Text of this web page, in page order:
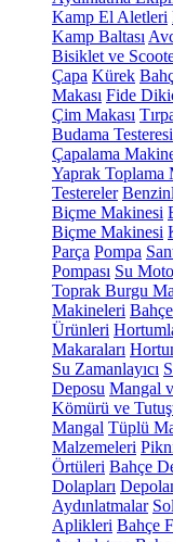
Kamp El Aletleri
Kamp Baltası
Bisiklet ve
Çapa Kürek
Makası Fide
Çim Makası
Budama Testeresi
Çapalama
Yaprak Toplama
Testereler
Biçme Makinesi
Biçme Makinesi
Parça Pompa
Pompası Su
Toprak Burgu
Makineleri
Ürünleri
Makaraları
Su Zamanlayıcı
Deposu Mangal
Kömürü ve
Mangal Tüplü
Malzemeleri
Örtüleri Bahçe
Dolapları
Aydınlatmalar
Aplikleri Bahçe